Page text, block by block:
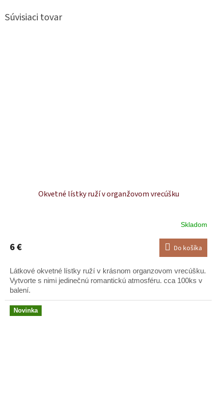
Súvisiaci tovar
Okvetné lístky ruží v organžovom vrecúšku
Skladom
6 € Do košíka
Látkové okvetné lístky ruží v krásnom organzovom vrecúšku.
Vytvorte s nimi jedinečnú romantickú atmosféru. cca 100ks v
balení.
Novinka